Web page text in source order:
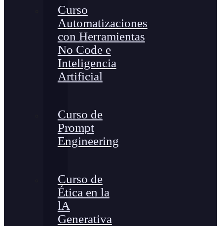
Curso
Automatizaciones
con Herramientas
No Code e
Inteligencia
Artificial
Curso de
Prompt
Engineering
Curso de
Ética en la
lA
Generativa